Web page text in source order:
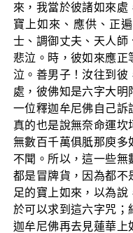
來，我當於彼諸如來處
寶上如來、應供、正
士、調御丈夫、天人師
悲泣。時，彼如來應正
泣。善男子！汝往到彼
處，彼佛知是六字大
一位釋迦牟尼佛自己訴
真的也是說無奈命運
無數百千萬俱胝那庾多
不聞。所以，這一些無
都是冒牌貨，因為都不
足的寶上如來，以為
於可以求到這六字咒；
迦牟尼佛再去見蓮華上